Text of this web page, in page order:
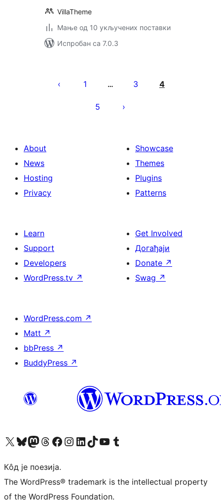
VillaTheme
Мање од 10 укључених поставки
Испробан са 7.0.3
чланака
1 … 3 4
5
About
News
Hosting
Privacy
Showcase
Themes
Plugins
Patterns
Learn
Support
Developers
WordPress.tv ↗
Get Involved
Догађаји
Donate ↗
Swag ↗
WordPress.com ↗
Matt ↗
bbPress ↗
BuddyPress ↗
Visit our X (formerly Twitter) account
Посетите наш Bluesky налог
Visit our Mastodon account
Посетите наш налог на Threads-у Visit our Facebook page
Посетите наш Инстаграм налог
Visit our LinkedIn account
Посетите наш TikTok налог
Visit our YouTube channel
Посетите наш Tumblr налог
Кôд је поезија.
The WordPress® trademark is the intellectual property
of the WordPress Foundation.